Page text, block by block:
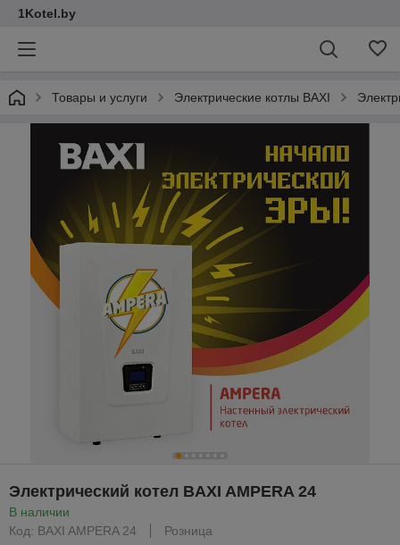
1Kotel.by
Товары и услуги Электрические котлы BAXI
Электрический котел BAXI AMPERA 24
В наличии
Код: BAXI AMPERA 24
Розница